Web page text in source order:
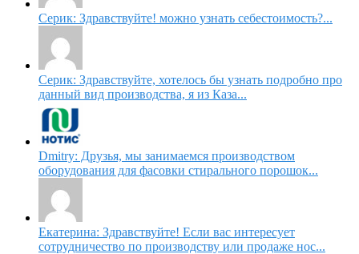
Серик: Здравствуйте! можно узнать себестоимость?...
Серик: Здравствуйте, хотелось бы узнать подробно про
данный вид производства, я из Каза...
Dmitry: Друзья, мы занимаемся производством
оборудования для фасовки стирального порошок...
Екатерина: Здравствуйте! Если вас интересует
сотрудничество по производству или продаже нос...